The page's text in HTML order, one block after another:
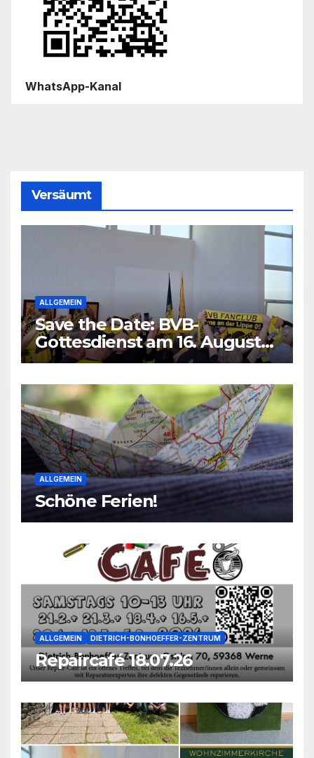
WhatsApp-Kanal
Versäumt
ALLGEMEIN
Save the Date: BVB-
Gottesdienst am 16. August
2026
ALLGEMEIN
Schöne Ferien!
ALLGEMEIN DIETRICH-BONHOEFFER-ZENTRUM
Repaircafé 18.07.26